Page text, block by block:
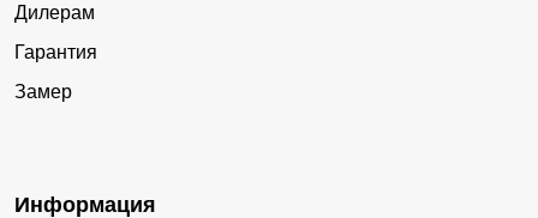
Дилерам
Гарантия
Замер
Информация